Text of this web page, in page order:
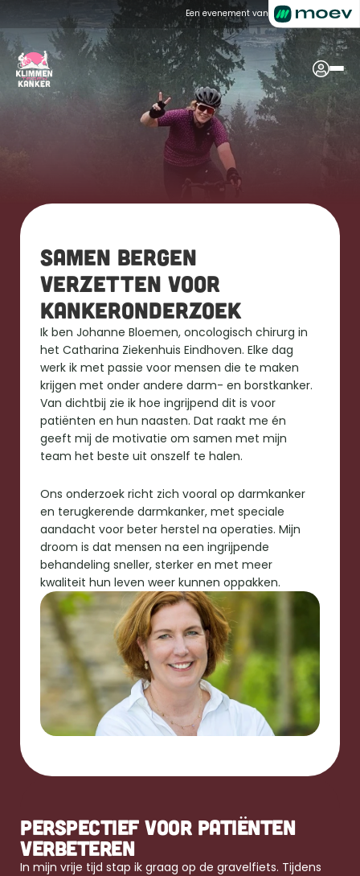
Een evenement van
Samen bergen
verzetten voor
kankeronderzoek
Ik ben Johanne Bloemen, oncologisch chirurg in
het Catharina Ziekenhuis Eindhoven. Elke dag
werk ik met passie voor mensen die te maken
krijgen met onder andere darm- en borstkanker.
Van dichtbij zie ik hoe ingrijpend dit is voor
patiënten en hun naasten. Dat raakt me én
geeft mij de motivatie om samen met mijn
team het beste uit onszelf te halen.
Ons onderzoek richt zich vooral op darmkanker
en terugkerende darmkanker, met speciale
aandacht voor beter herstel na operaties. Mijn
droom is dat mensen na een ingrijpende
behandeling sneller, sterker en met meer
kwaliteit hun leven weer kunnen oppakken.
PERSPECTIEF VOOR PATIËNTEN
VERBETEREN
In mijn vrije tijd stap ik graag op de gravelfiets. Tijdens